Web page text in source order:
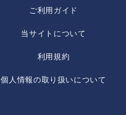
ご利用ガイド
当サイトについて
利用規約
個人情報の取り扱いについて